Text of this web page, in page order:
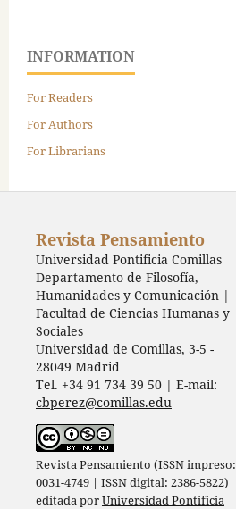
INFORMATION
For Readers
For Authors
For Librarians
Revista Pensamiento
Universidad Pontificia Comillas
Departamento de Filosofía,
Humanidades y Comunicación |
Facultad de Ciencias Humanas y
Sociales
Universidad de Comillas, 3-5 -
28049 Madrid
Tel. +34 91 734 39 50 | E-mail:
cbperez@comillas.edu
Revista Pensamiento (ISSN impreso:
0031-4749 | ISSN digital: 2386-5822)
editada porUniversidad Pontificia